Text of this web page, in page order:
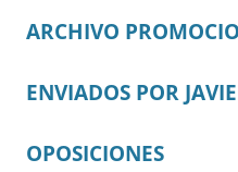
ARCHIVO
ENVIADOS POR
OPOSICIONES